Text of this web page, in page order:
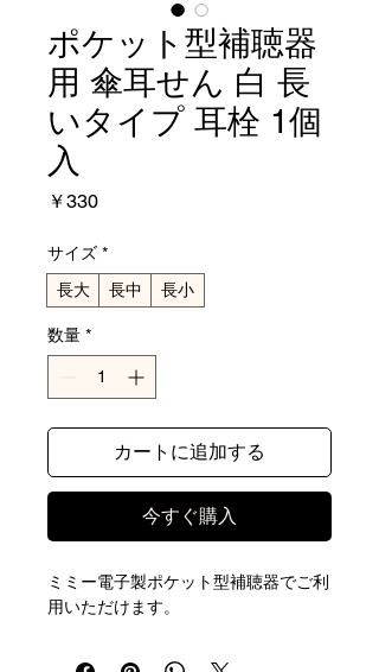
ポケット型補聴器
用 傘耳せん 白 長
いタイプ 耳栓 1個
入
￥330価
サイズ *
長大
長中 長小
数量 *
カートに追加する
今すぐ購入
ミミー電子製ポケット型補聴器でご利
用いただけます。